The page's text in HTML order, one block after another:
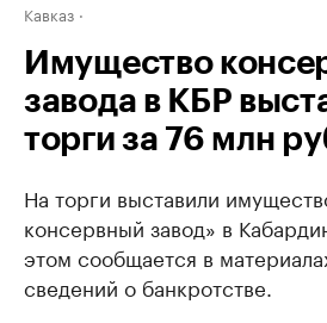
Кавказ
Имущество
завода в КБР
торги за 76 млн
На торги выставили
консервный завод» в
этом сообщается в
сведений о банкротстве.